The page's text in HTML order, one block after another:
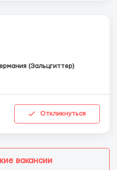
(Зальцгиттер)
Откликнуться
вакансии